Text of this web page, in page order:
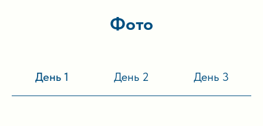
Фото
День 1 День 2 День 3